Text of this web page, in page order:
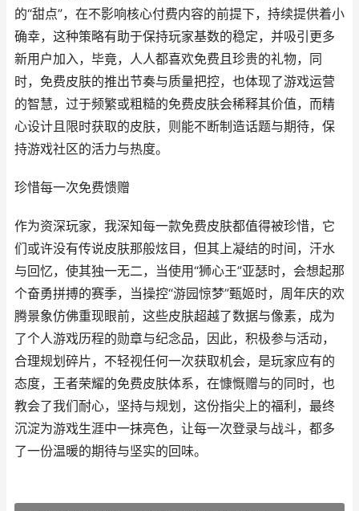
的“甜点”，在不影响核心付费内容的前提下，持续提供着小
确幸，这种策略有助于保持玩家基数的稳定，并吸引更多
新用户加入，毕竟，人人都喜欢免费且珍贵的礼物，同
时，免费皮肤的推出节奏与质量把控，也体现了游戏运营
的智慧，过于频繁或粗糙的免费皮肤会稀释其价值，而精
心设计且限时获取的皮肤，则能不断制造话题与期待，保
持游戏社区的活力与热度。
珍惜每一次免费馈赠
作为资深玩家，我深知每一款免费皮肤都值得被珍惜，它
们或许没有传说皮肤那般炫目，但其上凝结的时间，汗水
与回忆，使其独一无二，当使用“狮心王”亚瑟时，会想起那
个奋勇拼搏的赛季，当操控“游园惊梦”甄姬时，周年庆的欢
腾景象仿佛重现眼前，这些皮肤超越了数据与像素，成为
了个人游戏历程的勋章与纪念品，因此，积极参与活动，
合理规划碎片，不轻视任何一次获取机会，是玩家应有的
态度，王者荣耀的免费皮肤体系，在慷慨赠与的同时，也
教会了我们耐心，坚持与规划，这份指尖上的福利，最终
沉淀为游戏生涯中一抹亮色，让每一次登录与战斗，都多
了一份温暖的期待与坚实的回味。